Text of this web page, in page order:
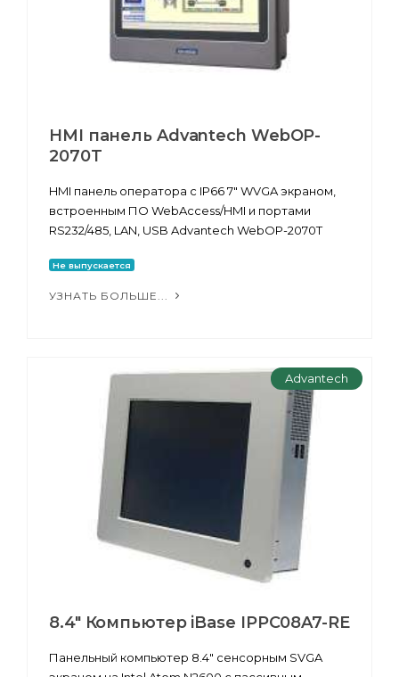
HMI панель Advantech WebOP-
2070T
HMI панель оператора c IP66 7" WVGA экраном,
встроенным ПО WebAccess/HMI и портами
RS232/485, LAN, USB Advantech WebOP-2070T
Не выпускается
УЗНАТЬ БОЛЬШЕ...
Advantech
8.4" Компьютер iBase IPPC08A7-RE
Панельный компьютер 8.4" сенсорным SVGA